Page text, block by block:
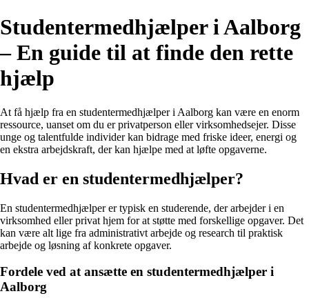
Studentermedhjælper i Aalborg
– En guide til at finde den rette
hjælp
At få hjælp fra en studentermedhjælper i Aalborg kan være en enorm
ressource, uanset om du er privatperson eller virksomhedsejer. Disse
unge og talentfulde individer kan bidrage med friske ideer, energi og
en ekstra arbejdskraft, der kan hjælpe med at løfte opgaverne.
Hvad er en studentermedhjælper?
En studentermedhjælper er typisk en studerende, der arbejder i en
virksomhed eller privat hjem for at støtte med forskellige opgaver. Det
kan være alt lige fra administrativt arbejde og research til praktisk
arbejde og løsning af konkrete opgaver.
Fordele ved at ansætte en studentermedhjælper i
Aalborg